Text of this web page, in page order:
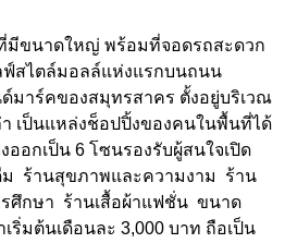
มีขนาดใหญ่ พร้อมที่จอดรถสะดวก
ฟ์สไตล์มอลล์แห่งแรกบนถนน
มาร์คของสมุทรสาคร ตั้งอยู่บริเวณ
เป็นแหล่งช็อปปิ้งของคนในพื้นที่ได้
ออกเป็น 6 โซนรองรับผู้สนใจเปิด
ม ร้านสุขภาพและความงาม ร้าน
ศึกษา ร้านเสื้อผ้าแฟชั่น ขนาด
ริ่มต้นเดือนละ 3,000 บาท ถือเป็น